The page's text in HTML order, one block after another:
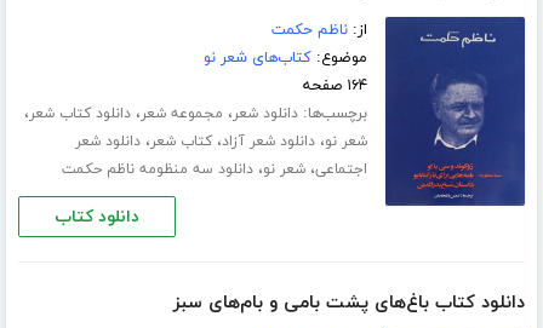
از:ناظم حکمت
موضوع:کتاب‌های شعر نو
۱۶۴ صفحه
برچسب‌ها:دانلود شعر، مجموعه شعر،دانلود کتاب شعر،
شعر نو،دانلود شعر آزاد،کتاب شعر،دانلود شعر
اجتماعی،شعر نو،دانلود سه منظومه ناظم حکمت
دانلود کتاب
دانلود کتاب باغ‌های پشت بامی و بام‌های سبز